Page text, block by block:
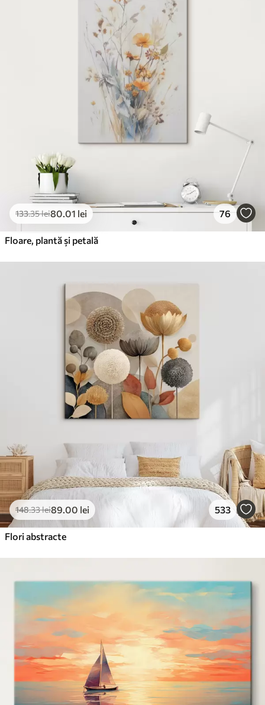
Culori vii și intense
Rezistent la decolorare
Cerneală sigură și inodoră
Suprafață tip pânză
Rezistent la decolorare
Cerneală sigură și inodoră
Suprafață tip pânză
Material ecologic
Eco-Premium
De La124.99lei
Cerneală sigură și inodoră
Suprafață tip pânză
Material ecologic
133.35lei80.01 lei 76
Floare, plantă și petală
148.33lei89.00 lei 533
Flori abstracte